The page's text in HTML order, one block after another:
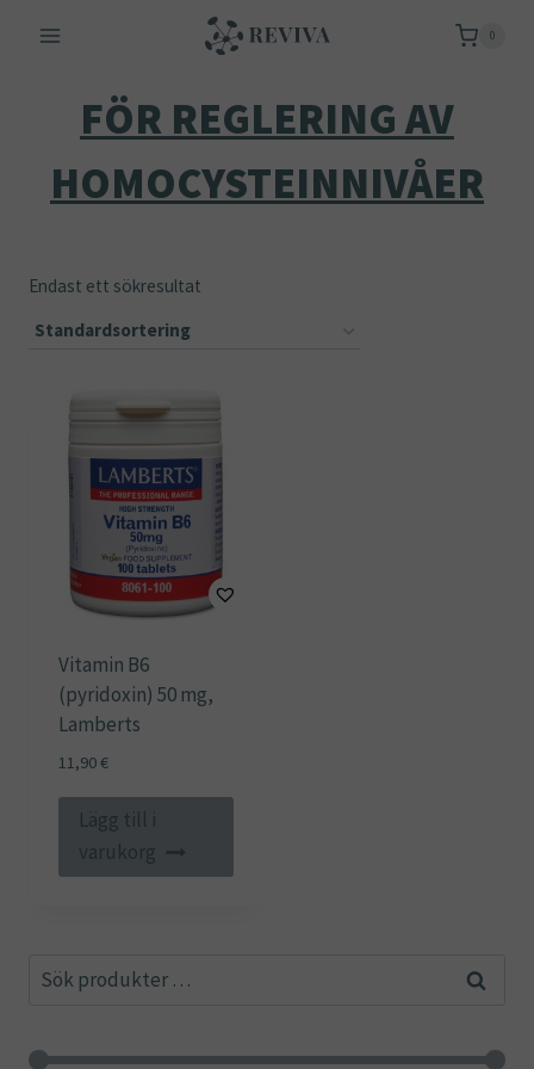
0
FÖR REGLERING AV
HOMOCYSTEINNIVÅER
Endast ett sökresultat
Vitamin B6
(pyridoxin) 50 mg,
Lamberts
11,90€
Lägg till i
varukorg
Sök
Sök